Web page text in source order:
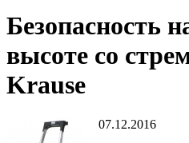
Безопасность
высоте со
Krause
07.12.2016